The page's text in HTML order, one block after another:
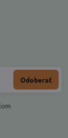
Odoberať